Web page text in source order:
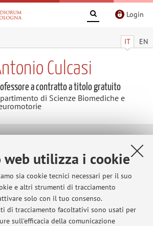
web utilizza i cookie
sia cookie tecnici necessari per il suo
e altri strumenti di tracciamento
solo con il tuo consenso.
di tracciamento facoltativi sono usati per
sull'efficacia della comunicazione
Login
IT EN
Culcasi
a contratto a titolo gratuito
di Scienze Biomediche e
Ultimi avvisi